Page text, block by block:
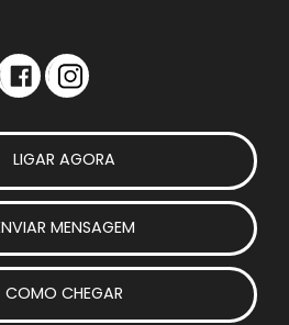
LIGAR AGORA
MENSAGEM
COMO CHEGAR